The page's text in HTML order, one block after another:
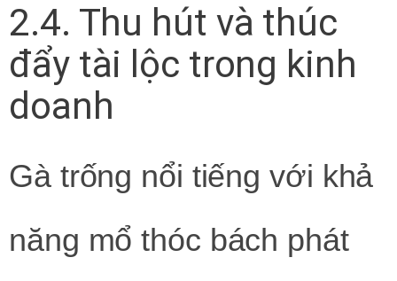
2.4. Thu hút và thúc
đẩy tài lộc trong kinh
doanh
Gà trống nổi tiếng với khả
năng mổ thóc bách phát